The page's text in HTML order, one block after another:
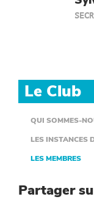
Le Club
QUI SOMMES-
LES INSTANCES
LES MEMBRES
Partager